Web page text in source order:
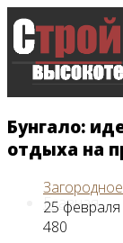
Главная
Бунгало:
отдыха на
25
480